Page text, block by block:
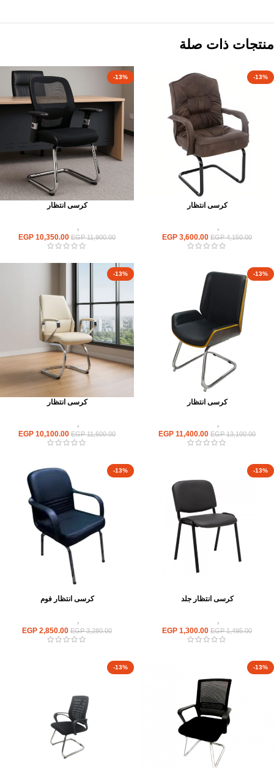
منتجات ذات صلة
-13%
كرسى انتظار
,
EGP4,150.00
EGP 3,600.00
-13%
كرسى انتظار
,
EGP11,900.00
EGP 10,350.00
-13%
كرسى انتظار
,
EGP13,100.00
EGP 11,400.00
-13%
كرسى انتظار
,
EGP11,600.00
EGP 10,100.00
-13%
كرسى انتظار جلد
,
EGP1,495.00
EGP 1,300.00
-13%
كرسى انتظار فوم
,
EGP3,280.00
EGP 2,850.00
-13%
-13%